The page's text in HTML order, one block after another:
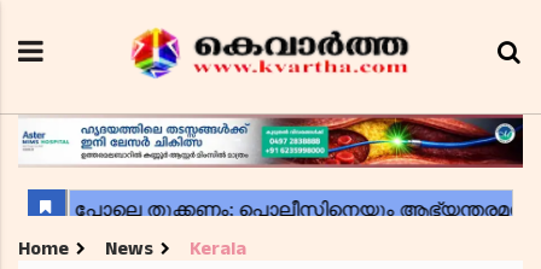
Home News Kerala